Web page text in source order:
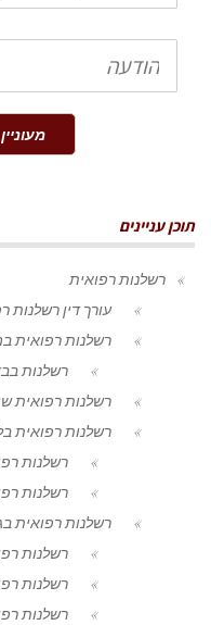
הודעה
תוכן עניינים
רשלנות רפואית
עורך דין רשלנות
רשלנות רפואית
רשלנות
רשלנות רפואית
רשלנות רפואית
רשלנות
רשלנות
רשלנות רפואית
רשלנות
רשלנות
רשלנות